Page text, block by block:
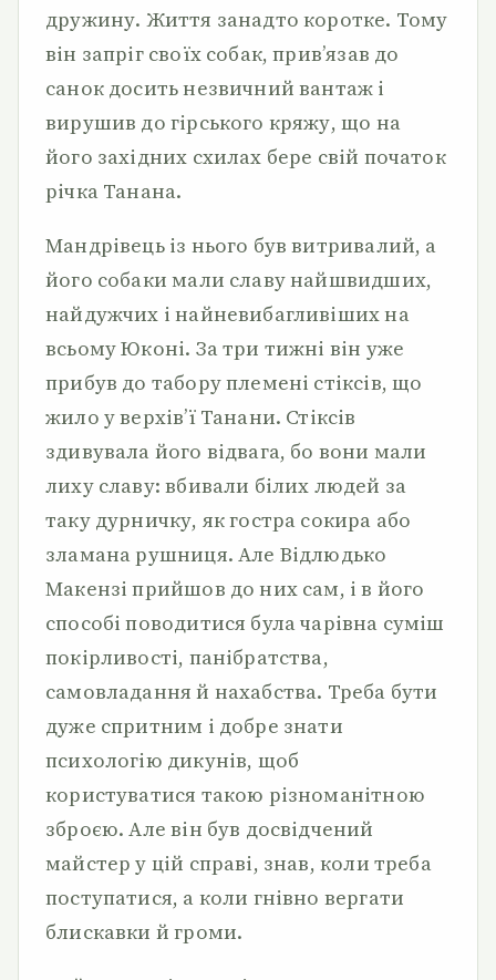
дружину. Життя занадто коротке. Тому
він запріг своїх собак, прив’язав до
санок досить незвичний вантаж і
вирушив до гірського кряжу, що на
його західних схилах бере свій початок
річка Танана.
Мандрівець із нього був витривалий, а
його собаки мали славу найшвидших,
найдужчих і найневибагливіших на
всьому Юконі. За три тижні він уже
прибув до табору племені стіксів, що
жило у верхів’ї Танани. Стіксів
здивувала його відвага, бо вони мали
лиху славу: вбивали білих людей за
таку дурничку, як гостра сокира або
зламана рушниця. Але Відлюдько
Макензі прийшов до них сам, і в його
способі поводитися була чарівна суміш
покірливості, панібратства,
самовладання й нахабства. Треба бути
дуже спритним і добре знати
психологію дикунів, щоб
користуватися такою різноманітною
зброєю. Але він був досвідчений
майстер у цій справі, знав, коли треба
поступатися, а коли гнівно вергати
блискавки й громи.